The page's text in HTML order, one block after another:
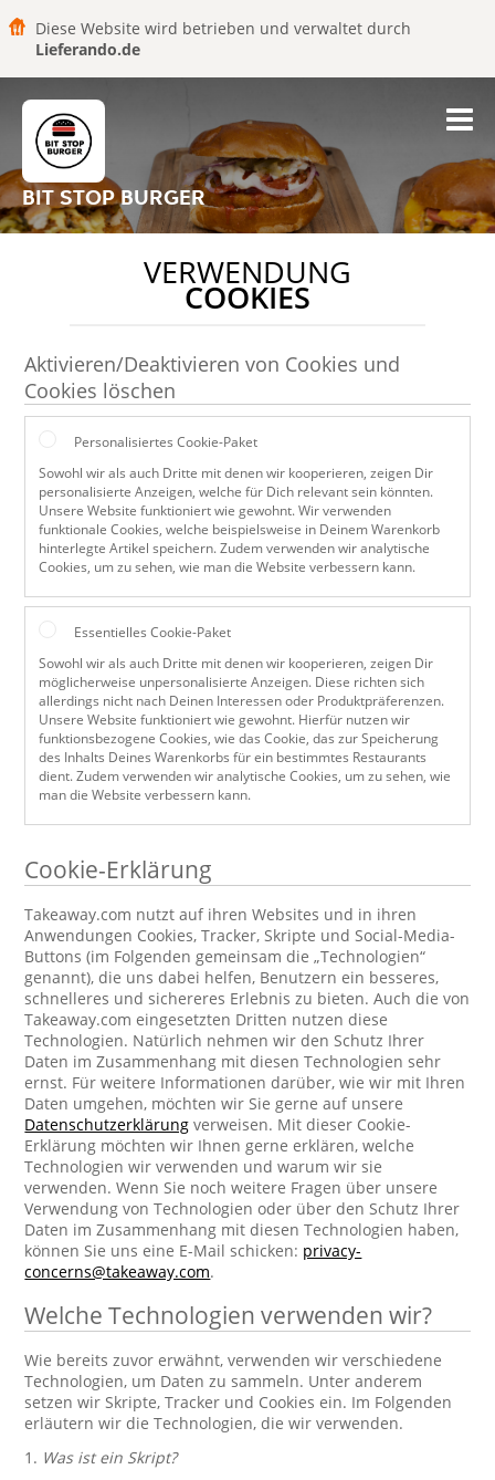
Diese Website wird betrieben und verwaltet durch
Lieferando.de
BIT STOP BURGER
VERWENDUNG
COOKIES
Aktivieren/Deaktivieren von Cookies und
Cookies löschen
Personalisiertes Cookie-Paket
Sowohl wir als auch Dritte mit denen wir kooperieren, zeigen Dir
personalisierte Anzeigen, welche für Dich relevant sein könnten.
Unsere Website funktioniert wie gewohnt. Wir verwenden
funktionale Cookies, welche beispielsweise in Deinem Warenkorb
hinterlegte Artikel speichern. Zudem verwenden wir analytische
Cookies, um zu sehen, wie man die Website verbessern kann.
Essentielles Cookie-Paket
Sowohl wir als auch Dritte mit denen wir kooperieren, zeigen Dir
möglicherweise unpersonalisierte Anzeigen. Diese richten sich
allerdings nicht nach Deinen Interessen oder Produktpräferenzen.
Unsere Website funktioniert wie gewohnt. Hierfür nutzen wir
funktionsbezogene Cookies, wie das Cookie, das zur Speicherung
des Inhalts Deines Warenkorbs für ein bestimmtes Restaurants
dient. Zudem verwenden wir analytische Cookies, um zu sehen, wie
man die Website verbessern kann.
Cookie-Erklärung
Takeaway.com nutzt auf ihren Websites und in ihren
Anwendungen Cookies, Tracker, Skripte und Social-Media-
Buttons (im Folgenden gemeinsam die „Technologien“
genannt), die uns dabei helfen, Benutzern ein besseres,
schnelleres und sichereres Erlebnis zu bieten. Auch die von
Takeaway.com eingesetzten Dritten nutzen diese
Technologien. Natürlich nehmen wir den Schutz Ihrer
Daten im Zusammenhang mit diesen Technologien sehr
ernst. Für weitere Informationen darüber, wie wir mit Ihren
Daten umgehen, möchten wir Sie gerne auf unsere
Datenschutzerklärung verweisen. Mit dieser Cookie-
Erklärung möchten wir Ihnen gerne erklären, welche
Technologien wir verwenden und warum wir sie
verwenden. Wenn Sie noch weitere Fragen über unsere
Verwendung von Technologien oder über den Schutz Ihrer
Daten im Zusammenhang mit diesen Technologien haben,
können Sie uns eine E-Mail schicken: privacy-
concerns@takeaway.com.
Welche Technologien verwenden wir?
Wie bereits zuvor erwähnt, verwenden wir verschiedene
Technologien, um Daten zu sammeln. Unter anderem
setzen wir Skripte, Tracker und Cookies ein. Im Folgenden
erläutern wir die Technologien, die wir verwenden.
1. Was ist ein Skript?